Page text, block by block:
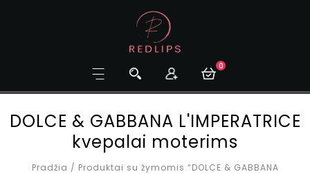
0
DOLCE & GABBANA L'IMPERATRICE
kvepalai moterims
Pradžia / Produktai su žymomis “DOLCE & GABBANA